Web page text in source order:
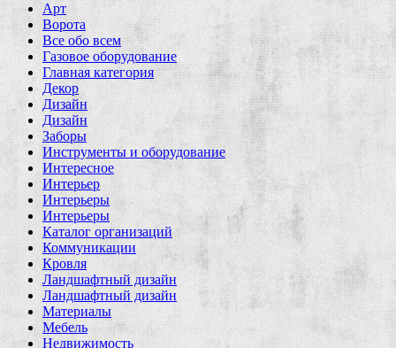
Арт
Ворота
Все обо всем
Газовое оборудование
Главная категория
Декор
Дизайн
Дизайн
Заборы
Инструменты и оборудование
Интересное
Интерьер
Интерьеры
Интерьеры
Каталог организаций
Коммуникации
Кровля
Ландшафтный дизайн
Ландшафтный дизайн
Материалы
Мебель
Недвижимость